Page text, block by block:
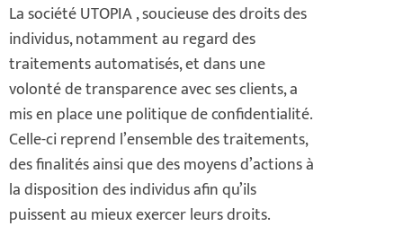
La société UTOPIA , soucieuse des droits des
individus, notamment au regard des
traitements automatisés, et dans une
volonté de transparence avec ses clients, a
mis en place une politique de confidentialité.
Celle-ci reprend l’ensemble des traitements,
des finalités ainsi que des moyens d’actions à
la disposition des individus afin qu’ils
puissent au mieux exercer leurs droits.